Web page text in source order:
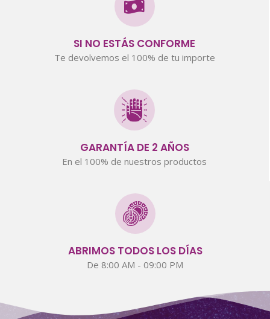
SI NO ESTÁS CONFORME
Te devolvemos el 100% de tu importe
GARANTÍA DE 2 AÑOS
En el 100% de nuestros productos
ABRIMOS TODOS LOS DÍAS
De 8:00 AM - 09:00 PM